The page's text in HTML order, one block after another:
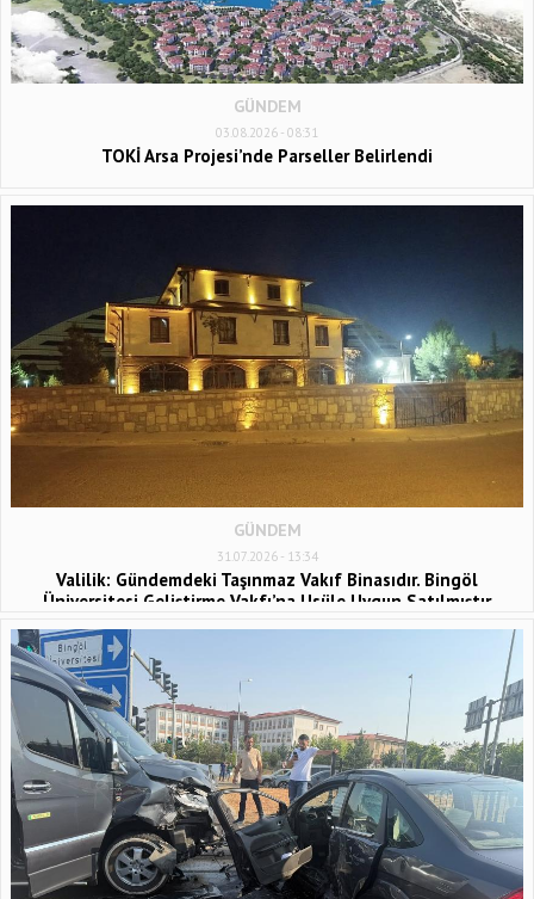
GÜNDEM
03.08.2026 - 08:31
TOKİ Arsa Projesi’nde Parseller Belirlendi
GÜNDEM
31.07.2026 - 13:34
Valilik: Gündemdeki Taşınmaz Vakıf Binasıdır. Bingöl
Üniversitesi Geliştirme Vakfı’na Usüle Uygun Satılmıştır